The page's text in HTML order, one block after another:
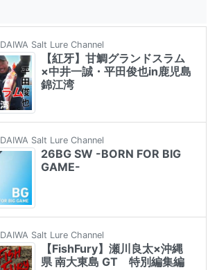
DAIWA Salt Lure Channel
【紅牙】甘鯛グランドスラム
×中井一誠・平田俊也in鹿児島
錦江湾
DAIWA Salt Lure Channel
26BG SW -BORN FOR BIG
GAME-
DAIWA Salt Lure Channel
【FishFury】瀬川良太×沖縄
県 南大東島 GT 特別編集編